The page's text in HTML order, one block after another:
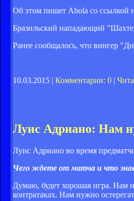
Об этом пишет Abola со ссылкой
Бразильский нападающий
Ранее сообщалось, что вингер
10.03.2015 | Комментарии: 0
Луис Адриано: Нам
Луис Адриано во время
Чего ждете от матча и что
Думаю, будет хорошая игра. Нам
контратаках. Нам нужно